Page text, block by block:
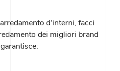
d'interni, facci
dei migliori brand